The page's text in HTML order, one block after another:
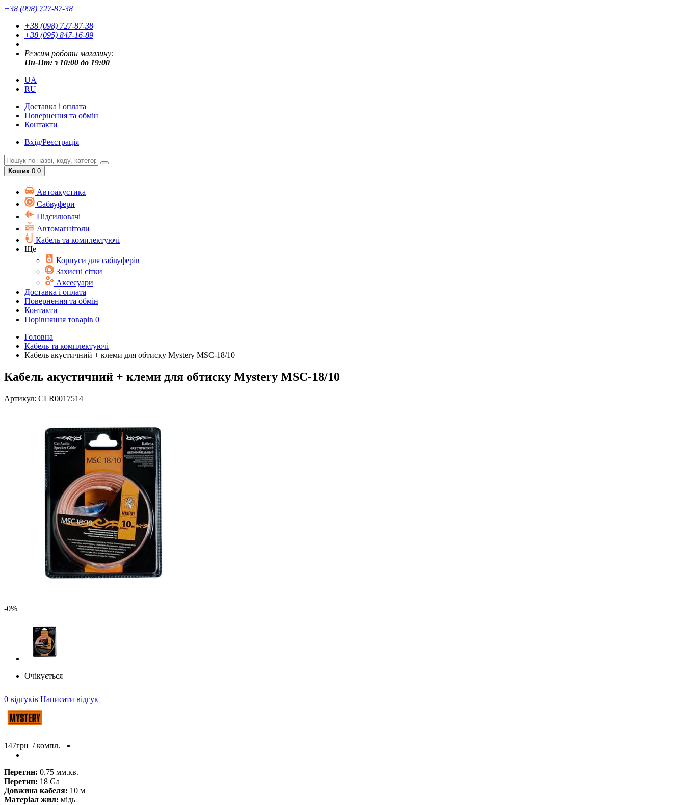
+38 (098) 727-87-38
+38 (098) 727-87-38
+38 (095) 847-16-89
Режим роботи магазину:
Пн-Пт: з 10:00 до 19:00
UA
RU
Доставка і оплата
Повернення та обмін
Контакти
Вхід/Реєстрація
Кошик 0 0
Автоакустика
Cабвуфери
Підсилювачі
Автомагнітоли
Кабель та комплектуючі
Ще
Корпуси для сабвуферів
Захисні сітки
Аксесуари
Доставка і оплата
Повернення та обмін
Контакти
Порівняння товарів 0
Головна
Кабель та комплектуючі
Кабель акустичний + клеми для обтиску Mystery MSC-18/10
Кабель акустичний + клеми для обтиску Mystery MSC-18/10
Артикул: CLR0017514
-0%
Очікується
0 відгуків Написати відгук
147грн / компл.
Перетин: 0.75 мм.кв.
Перетин: 18 Ga
Довжина кабеля: 10 м
Матеріал жил: мідь